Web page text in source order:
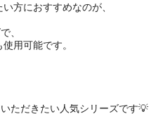
方におすすめなのが、
、
用可能です。
ただきたい人気シリーズです💡